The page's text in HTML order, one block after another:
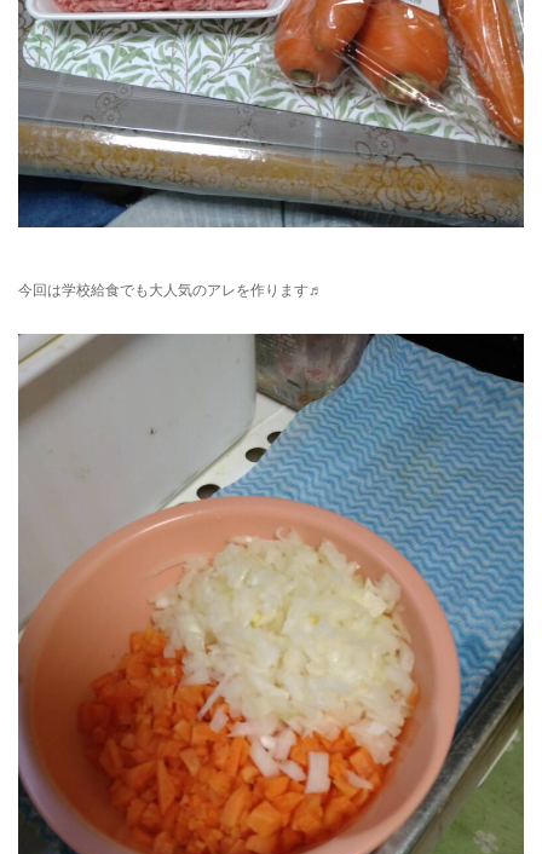
今回は学校給食でも大人気のアレを作ります♬